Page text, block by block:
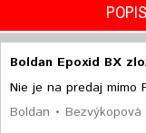
POPIS
Boldan Epoxid BX
Nie je na predaj mimo
Boldan •